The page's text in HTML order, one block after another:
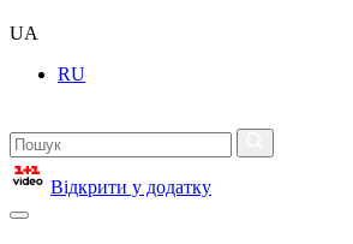
UA
RU
Відкрити у додатку